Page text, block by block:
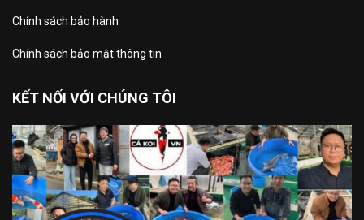
Chính sách bảo hành
Chính sách bảo mật thông tin
KẾT NỐI VỚI CHÚNG TÔI